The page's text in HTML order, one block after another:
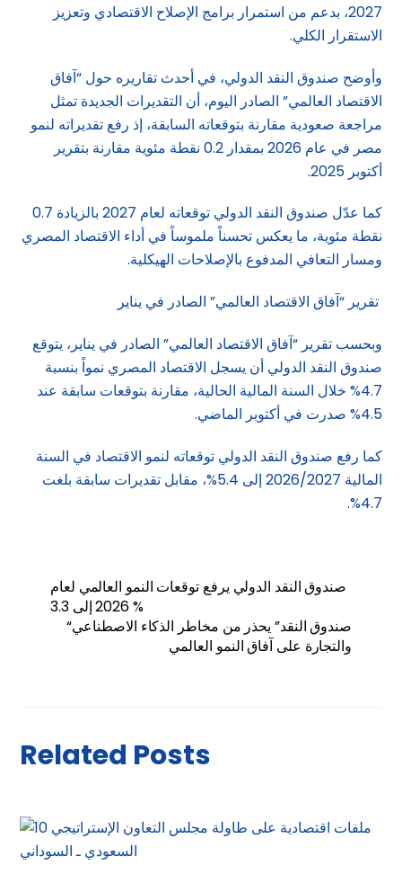
2027، بدعم من استمرار برامج الإصلاح الاقتصادي وتعزيز
الاستقرار الكلي.
وأوضح صندوق النقد الدولي، في أحدث تقاريره حول “آفاق
الاقتصاد العالمي” الصادر اليوم، أن التقديرات الجديدة تمثل
مراجعة صعودية مقارنة بتوقعاته السابقة، إذ رفع تقديراته لنمو
مصر في عام 2026 بمقدار 0.2 نقطة مئوية مقارنة بتقرير
أكتوبر 2025.
كما عدّل صندوق النقد الدولي توقعاته لعام 2027 بالزيادة 0.7
نقطة مئوية، ما يعكس تحسناً ملموساً في أداء الاقتصاد المصري
ومسار التعافي المدفوع بالإصلاحات الهيكلية.
تقرير “آفاق الاقتصاد العالمي” الصادر في يناير
وبحسب تقرير “آفاق الاقتصاد العالمي” الصادر في يناير، يتوقع
صندوق النقد الدولي أن يسجل الاقتصاد المصري نمواً بنسبة
4.7% خلال السنة المالية الحالية، مقارنة بتوقعات سابقة عند
4.5% صدرت في أكتوبر الماضي.
كما رفع صندوق النقد الدولي توقعاته لنمو الاقتصاد في السنة
المالية 2026/2027 إلى 5.4%، مقابل تقديرات سابقة بلغت
4.7%.
صندوق النقد الدولي يرفع توقعات النمو العالمي لعام
2026 إلى 3.3 %
“صندوق النقد” يحذر من مخاطر الذكاء الاصطناعي
والتجارة على آفاق النمو العالمي
Related Posts